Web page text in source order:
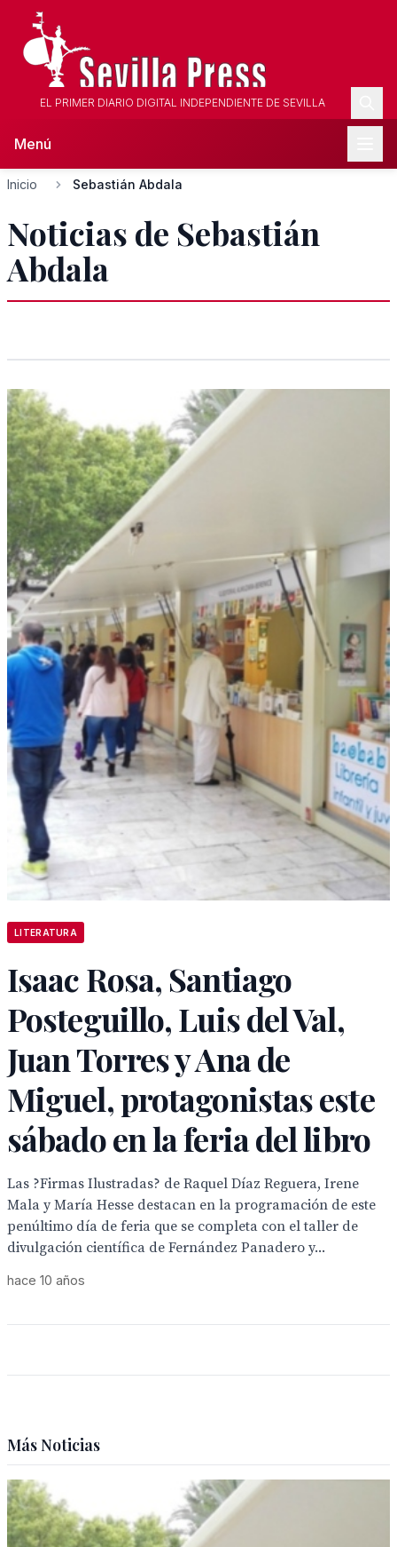
EL PRIMER DIARIO DIGITAL INDEPENDIENTE DE SEVILLA
Menú
Inicio Sebastián Abdala
Noticias de Sebastián
Abdala
LITERATURA
Isaac Rosa, Santiago
Posteguillo, Luis del Val,
Juan Torres y Ana de
Miguel, protagonistas este
sábado en la feria del libro
Las ?Firmas Ilustradas? de Raquel Díaz Reguera, Irene
Mala y María Hesse destacan en la programación de este
penúltimo día de feria que se completa con el taller de
divulgación científica de Fernández Panadero y...
hace 10 años
Más Noticias